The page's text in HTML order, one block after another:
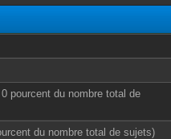
pourcent du nombre total de
du nombre total de sujets)